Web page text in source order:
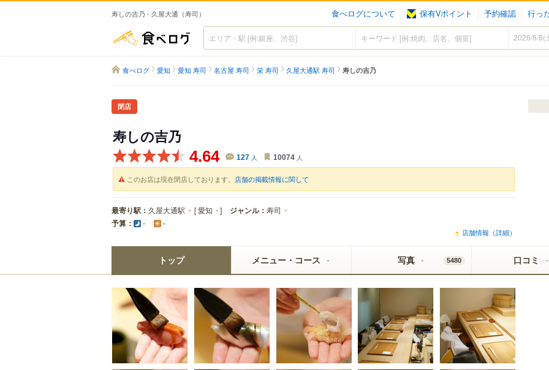
寿しの吉乃 - 久屋大通（寿司） 食べログについて 保有Vポイント 予約確認 行っ
食べログ
食べログ 愛知 愛知 寿司 名古屋 寿司 栄 寿司 久屋大通駅 寿司 寿しの吉乃
閉店
寿しの吉乃
4.64 127 人 10074 人
このお店は現在閉店しております。 店舗の掲載情報に関して
最寄り駅： 久屋大通駅 [愛知 ] ジャンル： 寿司
予算： - -
店舗情報（詳細）
トップ メニュー・コース 写真 5480 口コミ